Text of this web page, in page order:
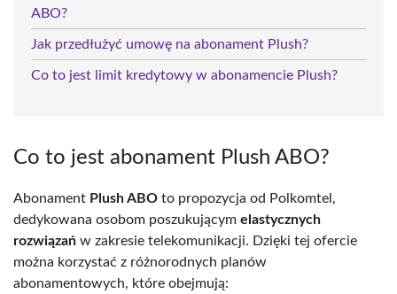
ABO?
Jak przedłużyć umowę na abonament Plush?
Co to jest limit kredytowy w abonamencie Plush?
Co to jest abonament Plush ABO?
Abonament Plush ABO to propozycja od Polkomtel,
dedykowana osobom poszukującym elastycznych
rozwiązań w zakresie telekomunikacji. Dzięki tej ofercie
można korzystać z różnorodnych planów
abonamentowych, które obejmują: